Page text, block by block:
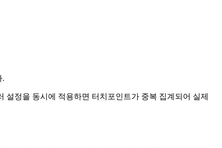
.
정을 동시에 적용하면 터치포인트가 중복 집계되어 실제